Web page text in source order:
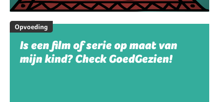
Opvoeding
Is een film of serie op maat van
mijn kind? Check GoedGezien!